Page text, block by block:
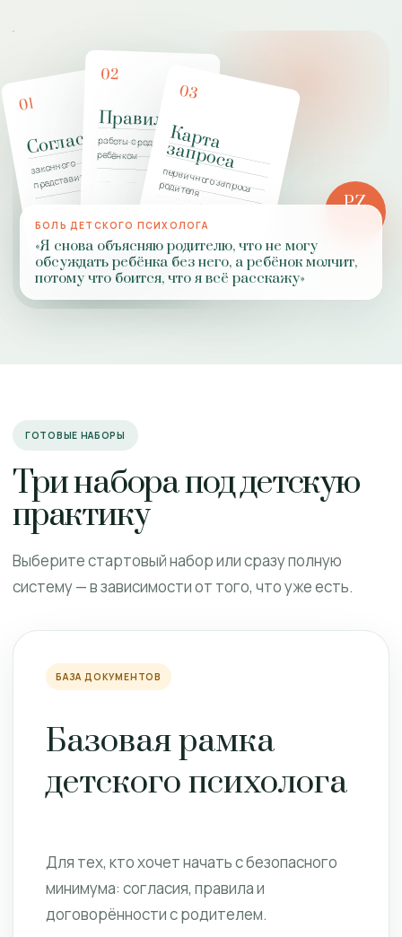
01
Согласие
законного
представителя
02
Правила
работы с родителями и
ребёнком
03
К
а
р
т
а
з
а
п
р
о
с
а
первичного запроса
родителя
PZ
БОЛЬ ДЕТСКОГО ПСИХОЛОГА
«Я снова объясняю родителю, что не могу
обсуждать ребёнка без него, а ребёнок молчит,
потому что боится, что я всё расскажу»
ГОТОВЫЕ НАБОРЫ
Три набора под детскую
практику
Выберите стартовый набор или сразу полную
систему — в зависимости от того, что уже есть.
БАЗА ДОКУМЕНТОВ
Базовая рамка
детского психолога
Для тех, кто хочет начать с безопасного
минимума: согласия, правила и
договорённости с родителем.